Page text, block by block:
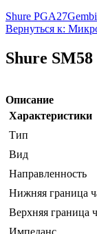
Shure PGA27
Вернуться к:
Shure SM58
Описание
Характеристики
Тип
Вид
Направленность
Нижняя граница
Верхняя граница